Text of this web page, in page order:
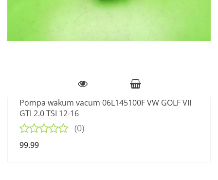
Pompa wakum vacum 06L145100F VW GOLF VII
GTI 2.0 TSI 12-16
(0)
99.99